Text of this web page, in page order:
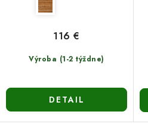
Výroba (1-2 týždne)
116 €
DETAIL